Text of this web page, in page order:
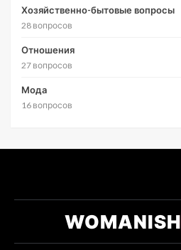
Хозяйственно-бытовые вопросы
28 вопросов
Отношения
27 вопросов
Мода
16 вопросов
WOMANISH